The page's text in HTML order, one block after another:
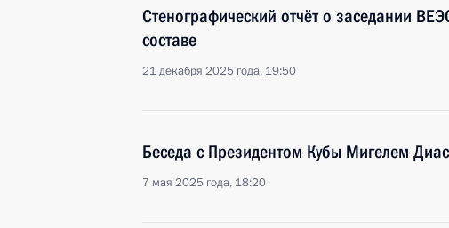
Стенографический отчёт о заседании
составе
21 декабря 2025 года, 19:50
Беседа с Президентом Кубы Мигелем
7 мая 2025 года, 18:20